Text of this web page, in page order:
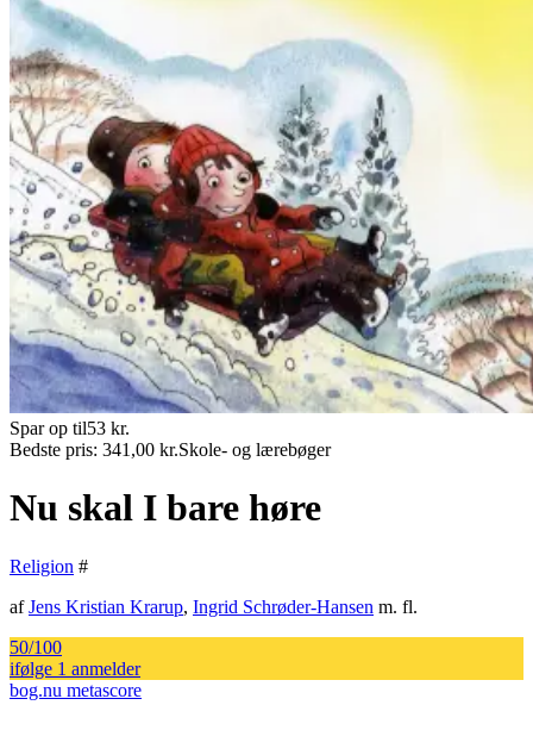
Spar op til53 kr.
Bedste pris: 341,00 kr.Skole- og lærebøger
Nu skal I bare høre
Religion #
afJens Kristian Krarup, Ingrid Schrøder-Hansen m. fl.
50/100
ifølge 1 anmelder
bog.nu metascore